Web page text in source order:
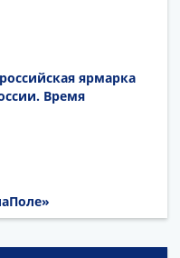
ярмарка
Время